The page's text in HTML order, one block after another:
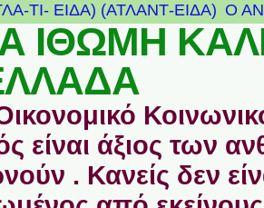
ΤΙ- ΕΙΔΑ) (ΑΤΛΑΝΤ-ΕΙΔΑ) Ο
ΙΘΩΜΗ
είναι άξιος των
. Κανείς δεν